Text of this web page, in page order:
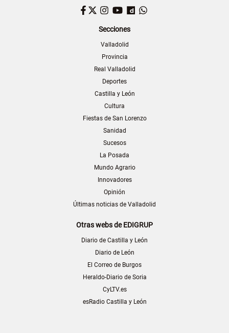
Facebook
TwitterInstagram
YouTubeDailymotion
Secciones
Valladolid
Provincia
Real Valladolid
Deportes
Castilla y León
Cultura
Fiestas de San Lorenzo
Sanidad
Sucesos
La Posada
Mundo Agrario
Innovadores
Opinión
Últimas noticias de Valladolid
Otras webs de EDIGRUP
Diario de Castilla y León
Diario de León
El Correo de Burgos
Heraldo-Diario de Soria
CyLTV.es
esRadio Castilla y León